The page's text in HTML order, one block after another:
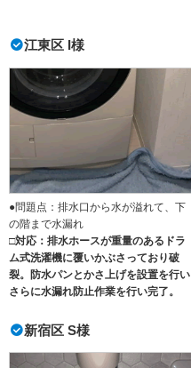
江東区 I様
●問題点：排水口から水が溢れて、下
の階まで水漏れ
□対応：排水ホースが重量のあるドラ
ム式洗濯機に覆いかぶさっており破
裂。防水パンとかさ上げを設置を行い
さらに水漏れ防止作業を行い完了。
新宿区 S様